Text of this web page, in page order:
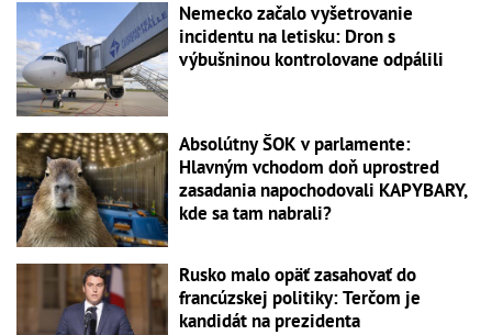
Nemecko začalo vyšetrovanie
incidentu na letisku: Dron s
výbušninou kontrolovane odpálili
Absolútny ŠOK v parlamente:
Hlavným vchodom doň uprostred
zasadania napochodovali KAPYBARY,
kde sa tam nabrali?
Rusko malo opäť zasahovať do
francúzskej politiky: Terčom je
kandidát na prezidenta